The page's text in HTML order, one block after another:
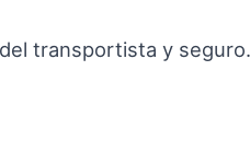
transportista y seguro.